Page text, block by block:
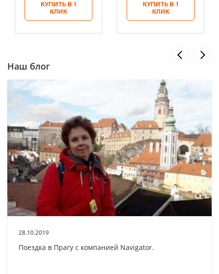
КУПИТЬ В 1
КЛИК
КУПИТЬ В 1
КЛИК
Наш блог
28.10.2019
Поездка в Прагу с компанией Navigator.